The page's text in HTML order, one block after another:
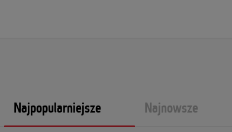
Najpopularniejsze Najnowsze